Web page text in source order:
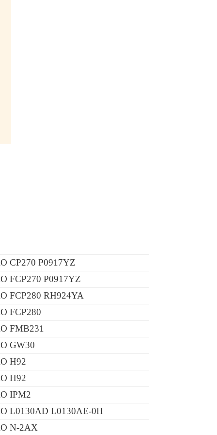
CP270 P0917YZ
FCP270 P0917YZ
FCP280 RH924YA
FCP280
FMB231
GW30
H92
H92
IPM2
L0130AD L0130AE-0H
N-2AX